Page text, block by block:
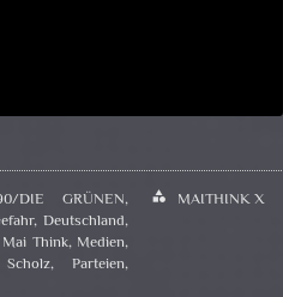
DIE GRÜNEN,
,Deutschland,
Mai Think, Medien,
,Parteien,
category MAITHINK X